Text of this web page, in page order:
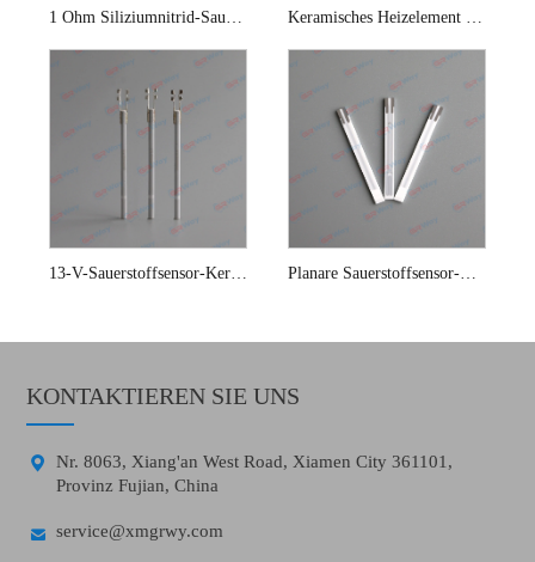
13-V-Sauerstoffsensor-Keramik-Heizelemente
KONTAKTIEREN SIE UNS

Nr. 8063, Xiang'an West Road, Xiamen City 361101,
Provinz Fujian, China
 service@xmgrwy.com